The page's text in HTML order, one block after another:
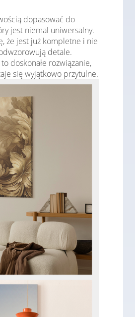
dopasować do
jest niemal uniwersalny.
że jest już kompletne i nie
detale.
doskonałe rozwiązanie,
się wyjątkowo przytulne.